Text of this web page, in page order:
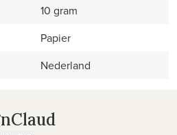
10 gram
Papier
Nederland